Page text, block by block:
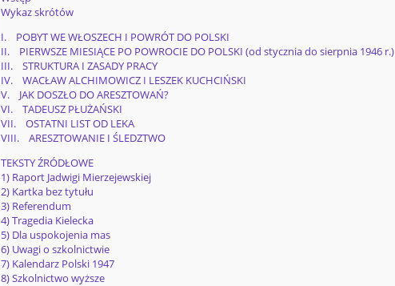
Wykaz skrótów
I. POBYT WE WŁOSZECH I POWRÓT DO POLSKI
II. PIERWSZE MIESIĄCE PO POWROCIE DO POLSKI (od stycznia do sierpnia 1946 r.)
III. STRUKTURA I ZASADY PRACY
IV. WACŁAW ALCHIMOWICZ I LESZEK KUCHCIŃSKI
V. JAK DOSZŁO DO ARESZTOWAŃ?
VI. TADEUSZ PŁUŻAŃSKI
VII. OSTATNI LIST OD LEKA
VIII. ARESZTOWANIE I ŚLEDZTWO
TEKSTY ŹRÓDŁOWE
1) Raport Jadwigi Mierzejewskiej
2) Kartka bez tytułu
3) Referendum
4) Tragedia Kielecka
5) Dla uspokojenia mas
6) Uwagi o szkolnictwie
7) Kalendarz Polski 1947
8) Szkolnictwo wyższe